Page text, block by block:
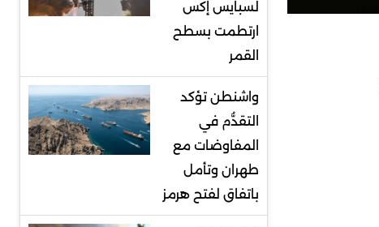
لسبايس إكس
ارتطمت بسطح
القمر
واشنطن تؤكد
التقدُّم في
المفاوضات مع
طهران وتأمل
باتفاق لفتح هرمز